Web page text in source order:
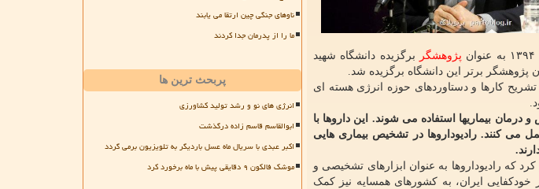
پژوهشگر
برگزیده دانشگاه شهید
به تشریح کارها و دستاوردهای حوزه انرژی هسته ای
بیماریها استفاده می شوند. این داروها با
می کنند. رادیوداروها در تشخیص بیماری هایی
که رادیوداروها به عنوان ابزارهای تشخیصی و
خودکفایی ایران، به کشورهای همسایه نیز کمک
ناوهای جنگی چین ارتقا می یابند
ما را از پدرمان جدا کردند
پربحث ترین ها
انرژی های نو و رشد تولید کشاورزی
ابوالقاسم قاسم زاده درگذشت
اکبر عبدی با سریال ماه عسل باردیگر به تلویزیون برمی گردد
موشک فالکون ۹ دقایقی پیش با ماه برخورد کرد